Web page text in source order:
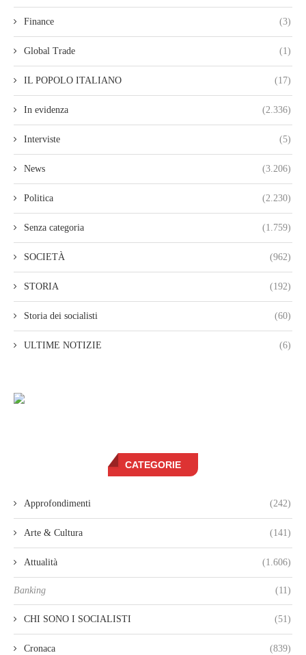
Finance (3)
Global Trade (1)
IL POPOLO ITALIANO (17)
In evidenza (2.336)
Interviste (5)
News (3.206)
Politica (2.230)
Senza categoria (1.759)
SOCIETÀ (962)
STORIA (192)
Storia dei socialisti (60)
ULTIME NOTIZIE (6)
CATEGORIE
Approfondimenti (242)
Arte & Cultura (141)
Attualità (1.606)
Banking (11)
CHI SONO I SOCIALISTI (51)
Cronaca (839)